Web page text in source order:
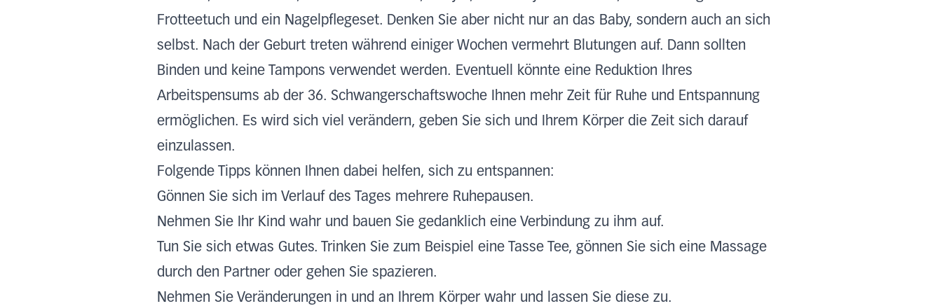
Frotteetuch und ein Nagelpflegeset. Denken Sie aber nicht nur an das Baby, sondern auch an sich
selbst. Nach der Geburt treten während einiger Wochen vermehrt Blutungen auf. Dann sollten
Binden und keine Tampons verwendet werden. Eventuell könnte eine Reduktion Ihres
Arbeitspensums ab der 36. Schwangerschaftswoche Ihnen mehr Zeit für Ruhe und Entspannung
ermöglichen. Es wird sich viel verändern, geben Sie sich und Ihrem Körper die Zeit sich darauf
einzulassen.
Folgende Tipps können Ihnen dabei helfen, sich zu entspannen:
Gönnen Sie sich im Verlauf des Tages mehrere Ruhepausen.
Nehmen Sie Ihr Kind wahr und bauen Sie gedanklich eine Verbindung zu ihm auf.
Tun Sie sich etwas Gutes. Trinken Sie zum Beispiel eine Tasse Tee, gönnen Sie sich eine Massage
durch den Partner oder gehen Sie spazieren.
Nehmen Sie Veränderungen in und an Ihrem Körper wahr und lassen Sie diese zu.